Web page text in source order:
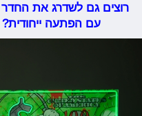
רוצים גם לשדרג את
עם הפתעה ייחודית?